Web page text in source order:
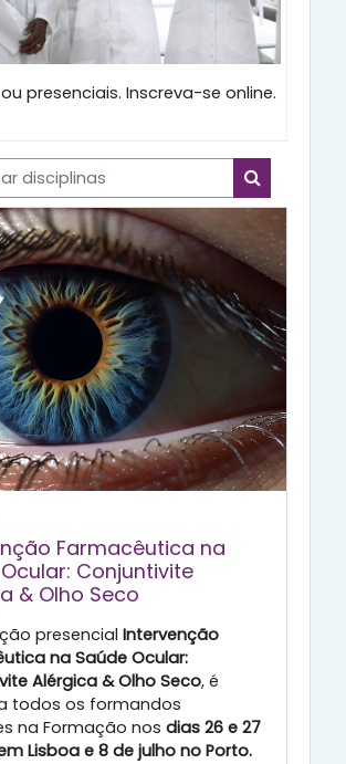
presenciais. Inscreva-se online.
disciplinas
Pesquisar
Farmacêutica na
Conjuntivite
& Olho Seco
presencial Intervenção
na Saúde Ocular:
Alérgica & Olho Seco, é
todos os formandos
na Formação nos dias 26 e 27
Lisboa e 8 de julho no Porto.